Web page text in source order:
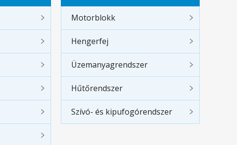
Motorblokk
Hengerfej
Üzemanyagrendszer
Hűtőrendszer
Szívó- és kipufogórendszer